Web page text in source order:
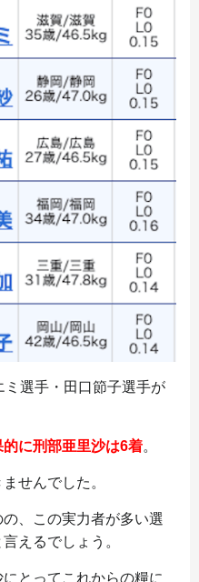
選手・田口節子選手が
に刑部亜里沙は6着。
せんでした。
、この実力者が多い選
えるでしょう。
とってこれからの糧に